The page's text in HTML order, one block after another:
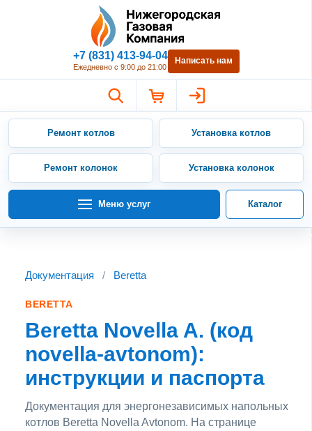
Нижегородская Газовая
+7 (831) 413-94-04
Ежедневно с 9:00 до 21:00
Написать нам
Ремонт котлов Установка котлов
Ремонт колонок Установка колонок
Меню услуг Каталог
Документация / Beretta
BERETTA
Beretta Novella A. (код
novella-avtonom):
инструкции и паспорта
Документация для энергонезависимых напольных
котлов Beretta Novella Avtonom. На странице